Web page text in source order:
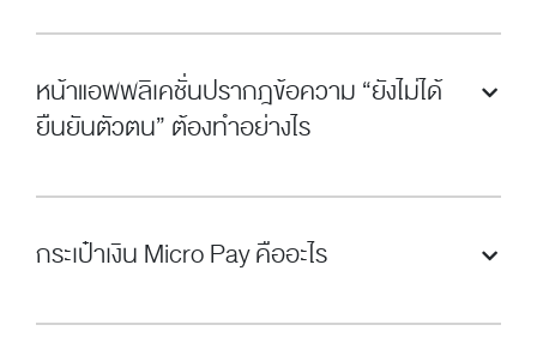
หน้าแอพพลิเคชั่นปรากฎข้อความ “ยังไม่ได้
ยืนยันตัวตน” ต้องทำอย่างไร
กระเป๋าเงิน Micro Pay คืออะไร